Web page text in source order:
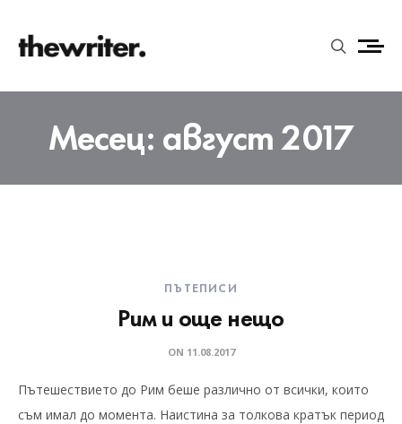
Месец:август 2017
ПЪТЕПИСИ
Рим и още нещо
ON 11.08.2017
Пътешествието до Рим беше различно от всички, които
съм имал до момента. Наистина за толкова кратък период